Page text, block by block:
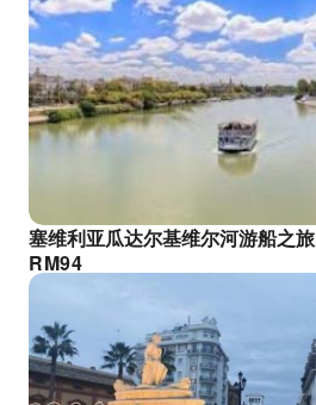
塞维利亚瓜达尔基维尔河游船之旅
RM94